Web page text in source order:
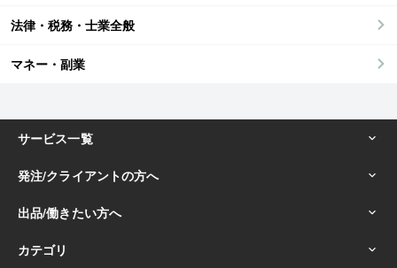
法律・税務・士業全般
マネー・副業